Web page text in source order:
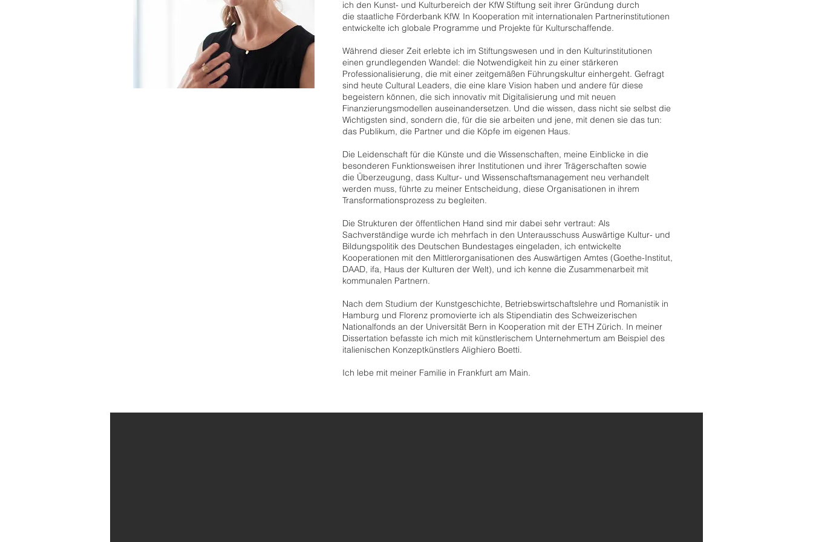
ich den Kunst- und Kulturbereich der KfW Stiftung seit ihrer Gründung durch
die staatliche Förderbank KfW. In Kooperation mit internationalen Partnerinstitutionen
entwickelte ich globale Programme und Projekte für Kulturschaffende.
Während dieser Zeit erlebte ich im Stiftungswesen und in den Kulturinstitutionen
einen grundlegenden Wandel: die Notwendigkeit hin zu einer stärkeren
Professionalisierung, die mit einer zeitgemäßen Führungskultur einhergeht. Gefragt
sind heute Cultural Leaders, die eine klare Vision haben und andere für diese
begeistern können, die sich innovativ mit Digitalisierung und mit neuen
Finanzierungsmodellen auseinandersetzen. Und die wissen, dass nicht sie selbst die
Wichtigsten sind, sondern die, für die sie arbeiten und jene, mit denen sie das tun:
das Publikum, die Partner und die Köpfe im eigenen Haus.
Die Leidenschaft für die Künste und die Wissenschaften, meine Einblicke in die
besonderen Funktionsweisen ihrer Institutionen und ihrer Trägerschaften sowie
die Überzeugung, dass Kultur- und Wissenschaftsmanagement neu verhandelt
werden muss, führte zu meiner Entscheidung, diese Organisationen in ihrem
Transformationsprozess zu begleiten.
Die Strukturen der öffentlichen Hand sind mir dabei sehr vertraut: Als
Sachverständige wurde ich mehrfach in den Unterausschuss Auswärtige Kultur- und
Bildungspolitik des Deutschen Bundestages eingeladen, ich entwickelte
Kooperationen mit den Mittlerorganisationen des Auswärtigen Amtes (Goethe-Institut,
DAAD, ifa, Haus der Kulturen der Welt), und ich kenne die Zusammenarbeit mit
kommunalen Partnern.
Nach dem Studium der Kunstgeschichte, Betriebswirtschaftslehre und Romanistik in
Hamburg und Florenz promovierte ich als Stipendiatin des Schweizerischen
Nationalfonds an der Universität Bern in Kooperation mit der ETH Zürich. In meiner
Dissertation befasste ich mich mit künstlerischem Unternehmertum am Beispiel des
italienischen Konzeptkünstlers Alighiero Boetti.
Ich lebe mit meiner Familie in Frankfurt am Main.